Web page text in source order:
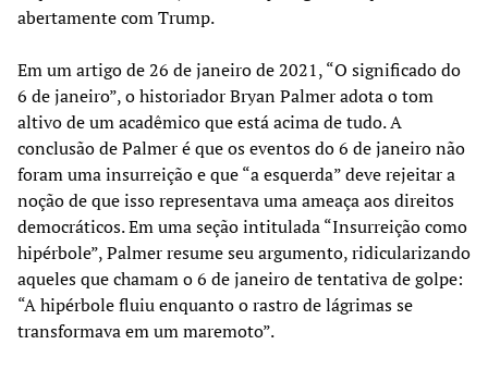
abertamente com Trump.
Em um artigo de 26 de janeiro de 2021, “O significado do
6 de janeiro”, o historiador Bryan Palmer adota o tom
altivo de um acadêmico que está acima de tudo. A
conclusão de Palmer é que os eventos do 6 de janeiro não
foram uma insurreição e que “a esquerda” deve rejeitar a
noção de que isso representava uma ameaça aos direitos
democráticos. Em uma seção intitulada “Insurreição como
hipérbole”, Palmer resume seu argumento, ridicularizando
aqueles que chamam o 6 de janeiro de tentativa de golpe:
“A hipérbole fluiu enquanto o rastro de lágrimas se
transformava em um maremoto”.